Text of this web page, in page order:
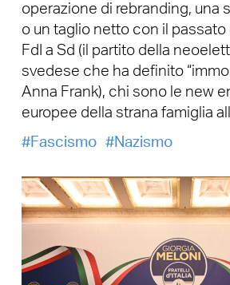
operazione di rebranding, una
o un taglio netto con il passato
FdI a Sd (il partito della
svedese che ha definito
Anna Frank), chi sono le new
europee della strana famiglia
Fascismo
Nazismo